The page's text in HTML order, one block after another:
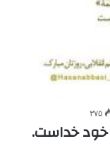
۳۷۵
خداست.